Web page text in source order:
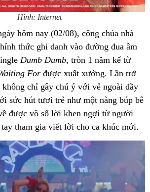
Hình: Internet
hôm nay (02/08), công chúa nhà
thức ghi danh vào đường đua âm
Dumb Dumb, tròn 1 năm kể từ
For được xuất xưởng. Lần trở
không chỉ gây chú ý với vẻ ngoài đầy
sức hút tươi trẻ như một nàng búp bê
được vô số lời khen ngợi từ người
tham gia viết lời cho ca khúc mới.